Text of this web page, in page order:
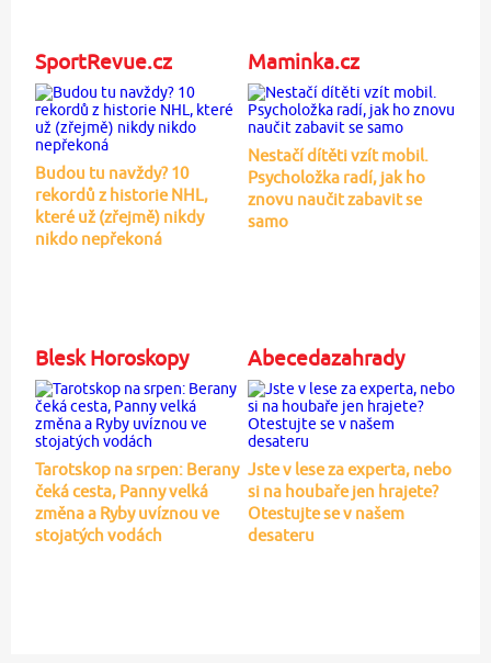
SportRevue.cz
Budou tu navždy? 10
rekordů z historie NHL,
které už (zřejmě) nikdy
nikdo nepřekoná
Maminka.cz
Nestačí dítěti vzít mobil.
Psycholožka radí, jak ho
znovu naučit zabavit se
samo
Blesk Horoskopy
Tarotskop na srpen: Berany
čeká cesta, Panny velká
změna a Ryby uvíznou ve
stojatých vodách
Abecedazahrady
Jste v lese za experta, nebo
si na houbaře jen hrajete?
Otestujte se v našem
desateru